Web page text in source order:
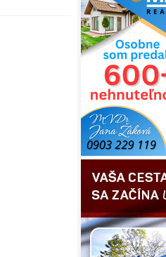
bolo možné
a jeho
a ďalšími
Parkovisko
a na skokoch
a sprejeri